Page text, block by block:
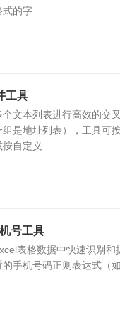
的字...
工具
文本列表进行高效的交
是地址列表），工具可
自定义...
号工具
表格数据中快速识别
手机号码正则表达式（